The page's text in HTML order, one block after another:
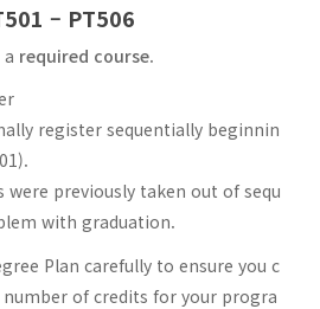
– PT506
required course.
register sequentially beginnin
were previously taken out of sequ
with graduation.
Plan carefully to ensure you c
of credits for your progra